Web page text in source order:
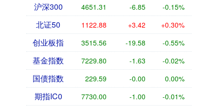
沪深300 4651.31 -6.85 -0.15%
北证50 1122.88 +3.42 +0.30%
创业板指 3515.56 -19.58 -0.55%
基金指数 7229.80 -1.63 -0.02%
国债指数 229.59 -0.00 0.00%
期指IC0 7730.00 -1.00 -0.01%